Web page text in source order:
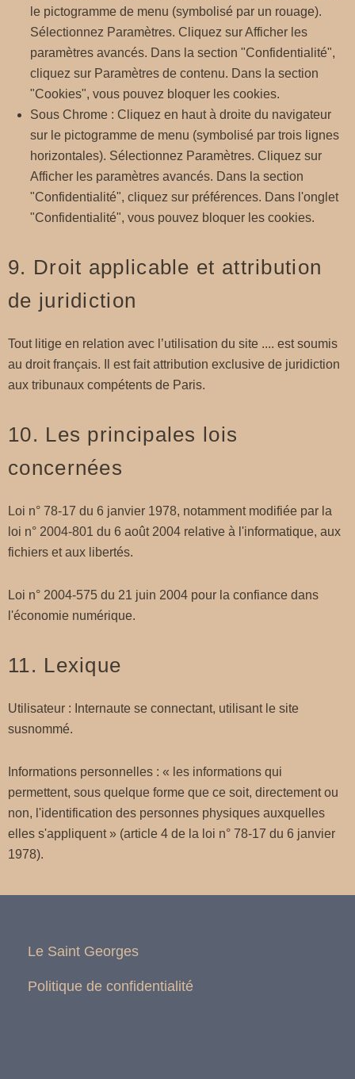
le pictogramme de menu (symbolisé par un rouage).
Sélectionnez Paramètres. Cliquez sur Afficher les
paramètres avancés. Dans la section "Confidentialité",
cliquez sur Paramètres de contenu. Dans la section
"Cookies", vous pouvez bloquer les cookies.
Sous Chrome : Cliquez en haut à droite du navigateur
sur le pictogramme de menu (symbolisé par trois lignes
horizontales). Sélectionnez Paramètres. Cliquez sur
Afficher les paramètres avancés. Dans la section
"Confidentialité", cliquez sur préférences. Dans l'onglet
"Confidentialité", vous pouvez bloquer les cookies.
9. Droit applicable et attribution
de juridiction
Tout litige en relation avec l’utilisation du site .... est soumis
au droit français. Il est fait attribution exclusive de juridiction
aux tribunaux compétents de Paris.
10. Les principales lois
concernées
Loi n° 78-17 du 6 janvier 1978, notamment modifiée par la
loi n° 2004-801 du 6 août 2004 relative à l'informatique, aux
fichiers et aux libertés.
Loi n° 2004-575 du 21 juin 2004 pour la confiance dans
l'économie numérique.
11. Lexique
Utilisateur : Internaute se connectant, utilisant le site
susnommé.
Informations personnelles : « les informations qui
permettent, sous quelque forme que ce soit, directement ou
non, l'identification des personnes physiques auxquelles
elles s'appliquent » (article 4 de la loi n° 78-17 du 6 janvier
1978).
Le Saint Georges
Politique de confidentialité